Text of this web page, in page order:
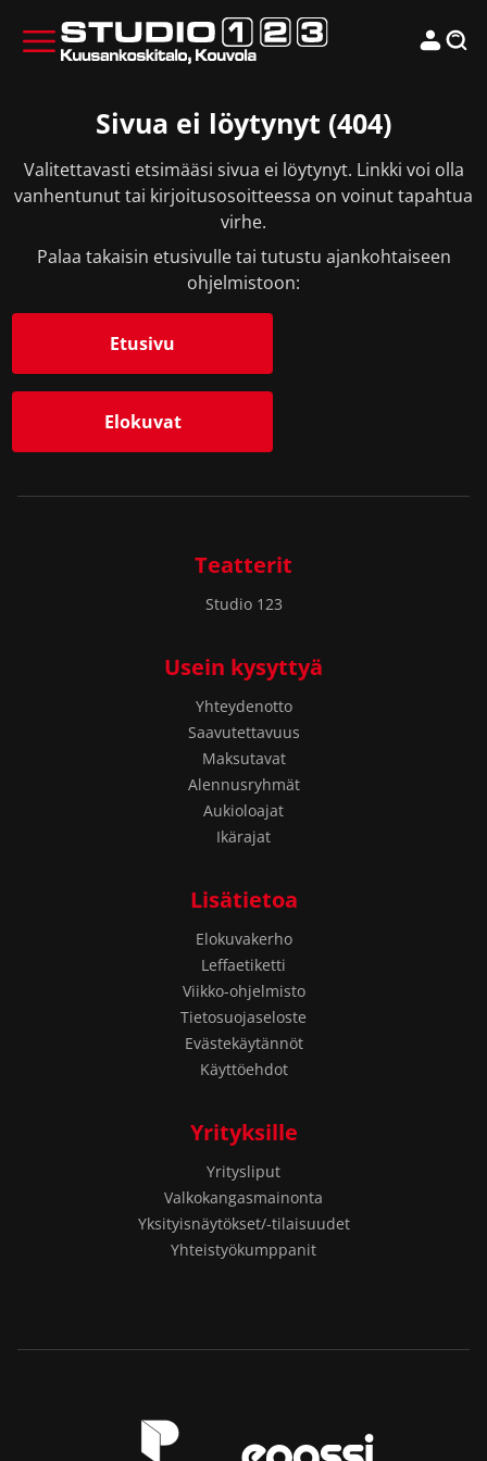
Sivua ei löytynyt (404)
Valitettavasti etsimääsi sivua ei löytynyt. Linkki voi olla
vanhentunut tai kirjoitusosoitteessa on voinut tapahtua
virhe.
Palaa takaisin etusivulle tai tutustu ajankohtaiseen
ohjelmistoon:
Etusivu
Elokuvat
Teatterit
Studio 123
Usein kysyttyä
Yhteydenotto
Saavutettavuus
Maksutavat
Alennusryhmät
Aukioloajat
Ikärajat
Lisätietoa
Elokuvakerho
Leffaetiketti
Viikko-ohjelmisto
Tietosuojaseloste
Evästekäytännöt
Käyttöehdot
Yrityksille
Yritysliput
Valkokangasmainonta
Yksityisnäytökset/-tilaisuudet
Yhteistyökumppanit